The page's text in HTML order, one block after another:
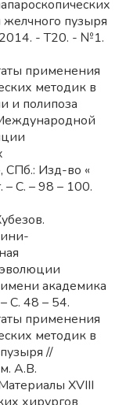
пузыря
2014. - Т20. - №1.
применения
методик в
и полипоза
СПб.: Изд-во «
– С. – 98 – 100.
академика
С. 48 – 54.
применения
методик в
//
А.В.
XVIII